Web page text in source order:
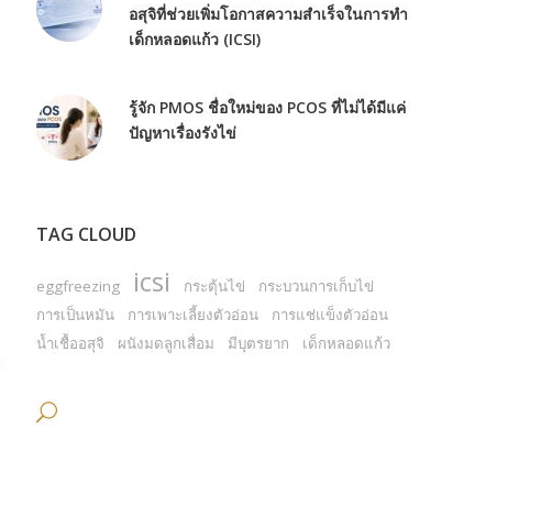
อสุจิที่ช่วยเพิ่มโอกาสความสำเร็จในการทำ
เด็กหลอดแก้ว (ICSI)
รู้จัก PMOS ชื่อใหม่ของ PCOS ที่ไม่ได้มีแค่
ปัญหาเรื่องรังไข่
TAG CLOUD
eggfreezing icsi กระตุ้นไข่
กระบวนการเก็บไข่
การเป็นหมัน
การเพาะเลี้ยงตัวอ่อน
การแช่แข็งตัวอ่อน
น้ำเชื้ออสุจิ
ผนังมดลูกเสื่อม มีบุตรยาก เด็กหลอดแก้ว